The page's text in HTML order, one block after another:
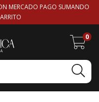
MERCADO PAGO SUMANDO
0